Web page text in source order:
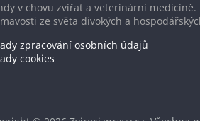
v chovu zvířat a veterinární medicíně.
ze světa divokých a
zpracování osobních údajů
cookies